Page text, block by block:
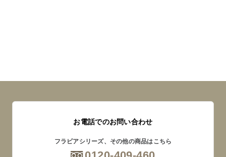
お電話でのお問い合わせ
フラビアシリーズ、その他の商品はこちら